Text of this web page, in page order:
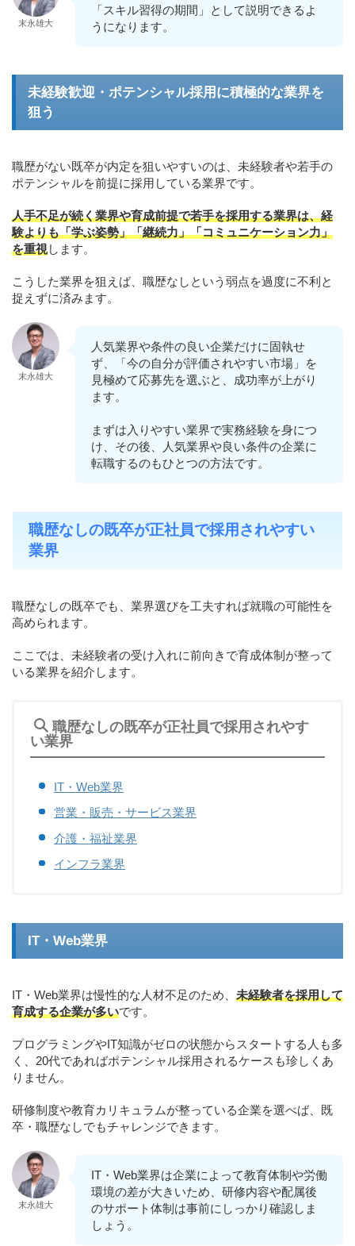
末永雄大
「スキル習得の期間」として説明できるよ
うになります。
未経験歓迎・ポテンシャル採用に積極的な業界を
狙う
職歴がない既卒が内定を狙いやすいのは、未経験者や若手の
ポテンシャルを前提に採用している業界です。
人手不足が続く業界や育成前提で若手を採用する業界は、経
験よりも「学ぶ姿勢」「継続力」「コミュニケーション力」
を重視します。
こうした業界を狙えば、職歴なしという弱点を過度に不利と
捉えずに済みます。
末永雄大
人気業界や条件の良い企業だけに固執せ
ず、「今の自分が評価されやすい市場」を
見極めて応募先を選ぶと、成功率が上がり
ます。
まずは入りやすい業界で実務経験を身につ
け、その後、人気業界や良い条件の企業に
転職するのもひとつの方法です。
職歴なしの既卒が正社員で採用されやすい
業界
職歴なしの既卒でも、業界選びを工夫すれば就職の可能性を
高められます。
ここでは、未経験者の受け入れに前向きで育成体制が整って
いる業界を紹介します。
職歴なしの既卒が正社員で採用されやす
い業界
IT・Web業界
営業・販売・サービス業界
介護・福祉業界
インフラ業界
IT・Web業界
IT・Web業界は慢性的な人材不足のため、 未経験者を採用して
育成する企業が多いです。
プログラミングやIT知識がゼロの状態からスタートする人も多
く、20代であればポテンシャル採用されるケースも珍しくあ
りません。
研修制度や教育カリキュラムが整っている企業を選べば、既
卒・職歴なしでもチャレンジできます。
末永雄大
IT・Web業界は企業によって教育体制や労働
環境の差が大きいため、研修内容や配属後
のサポート体制は事前にしっかり確認しま
しょう。